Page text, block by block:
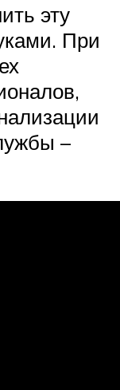
эту
При
–